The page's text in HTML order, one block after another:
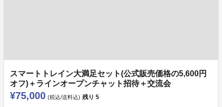
スマートトレイン大満足セット(公式販売価格の5,600円
オフ)＋ラインオープンチャット招待＋交流会
¥75,000 (税込/送料込) 残り 5